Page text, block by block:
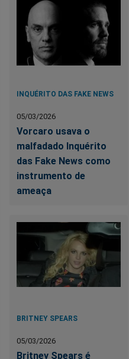
INQUÉRITO DAS FAKE NEWS
05/03/2026
Vorcaro usava o
malfadado Inquérito
das Fake News como
instrumento de
ameaça
BRITNEY SPEARS
05/03/2026
Britney Spears é